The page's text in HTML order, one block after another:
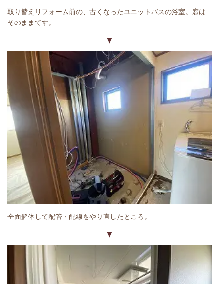
取り替えリフォーム前の、古くなったユニットバスの浴室。窓は
そのままです。
▼
全面解体して配管・配線をやり直したところ。
▼